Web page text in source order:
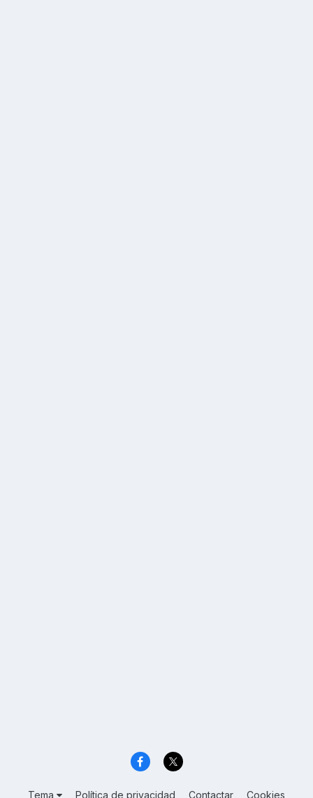
Tema Política de privacidad Contactar Cookies